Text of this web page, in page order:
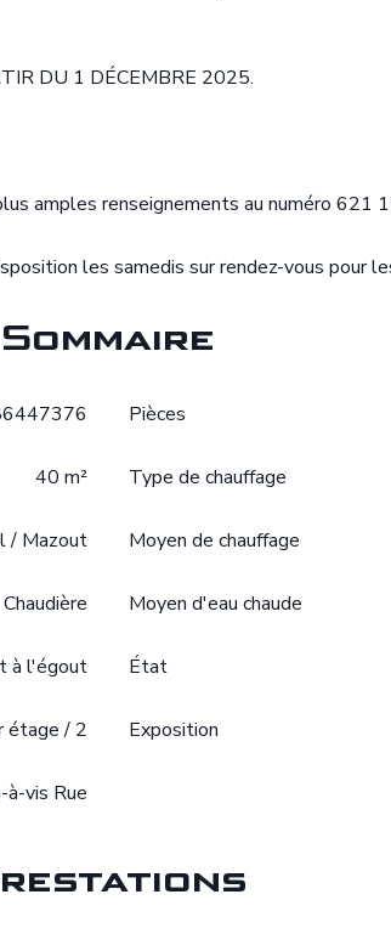
DU 1 DÉCEMBRE 2025.
amples renseignements au numéro
les samedis sur rendez-vous pour
Sommaire
Pièces
40 m² Type de chauffage
/ Mazout Moyen de chauffage
Chaudière Moyen d'eau chaude
à l'égout État
étage / 2 Exposition
à-vis Rue